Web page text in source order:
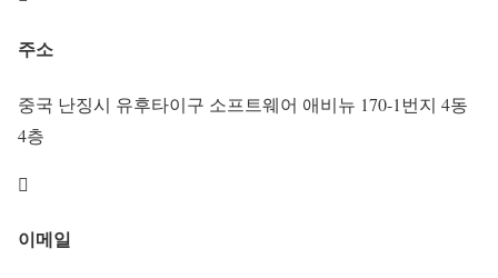
주소
중국 난징시 유후타이구 소프트웨어 애비뉴 170-1번지 4동
4층

이메일